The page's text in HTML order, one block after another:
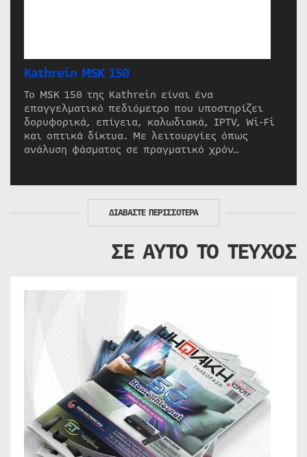
Kathrein MSK 150
Το MSK 150 της Kathrein είναι ένα
επαγγελματικό πεδιόμετρο που υποστηρίζει
δορυφορικά, επίγεια, καλωδιακά, IPTV, Wi-Fi
και οπτικά δίκτυα. Με λειτουργίες όπως
ανάλυση φάσματος σε πραγματικό χρόν…
ΔΙΑΒΑΣΤΕ ΠΕΡΙΣΣΟΤΕΡΑ
ΣΕ ΑΥΤΟ ΤΟ ΤΕΥΧΟΣ